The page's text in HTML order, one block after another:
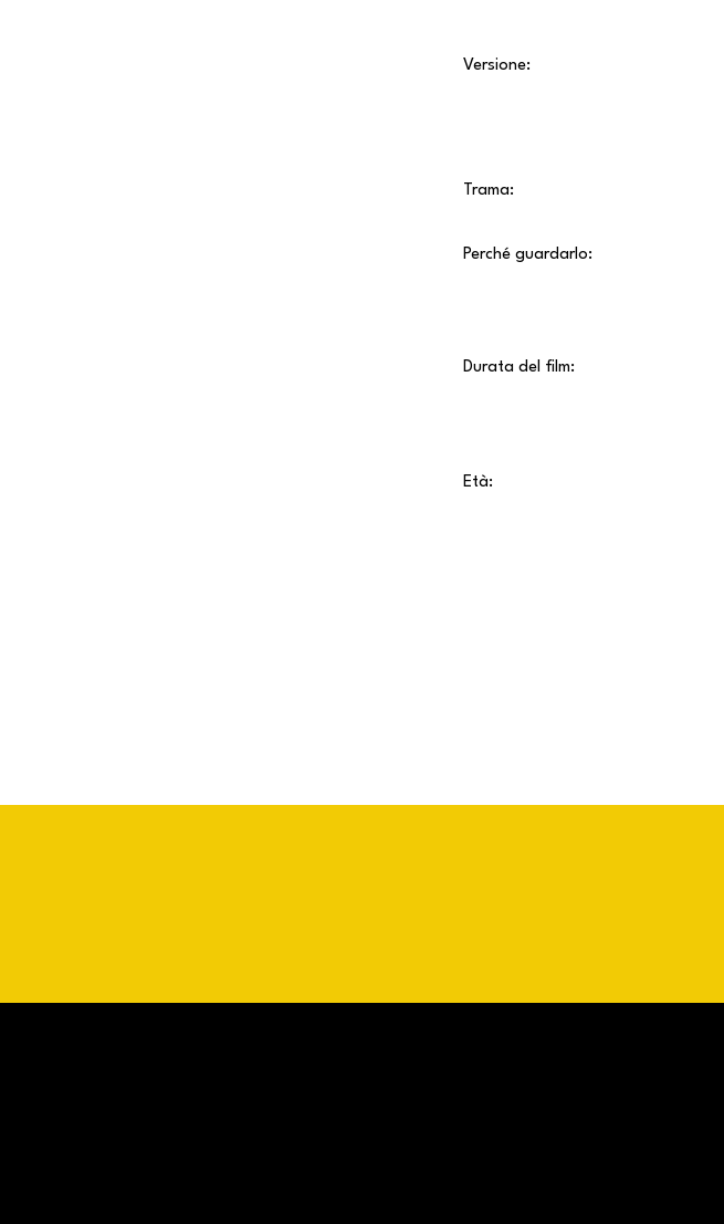
Versione:
Trama:
Perché guardarlo:
Durata del film:
Età: